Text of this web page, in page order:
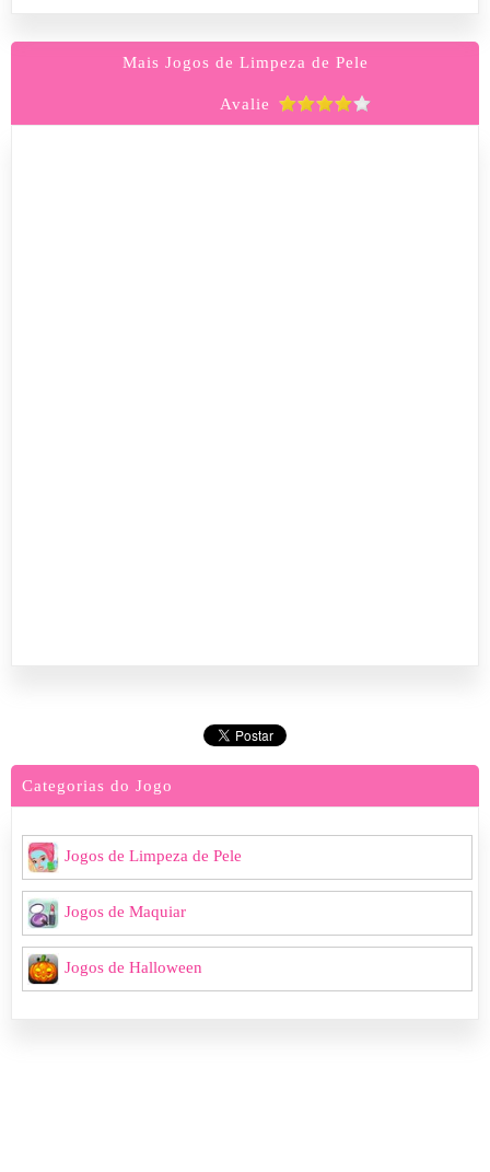
Mais Jogos de Limpeza de Pele
Avalie
Categorias do Jogo
Jogos de Limpeza de Pele
Jogos de Maquiar
Jogos de Halloween